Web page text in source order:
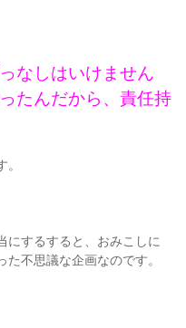
なしはいけません
たんだから、責任持
にするすると、おみこしに
不思議な企画なのです。